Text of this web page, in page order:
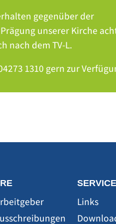
gegenüber der
unserer Kirche
nach dem TV-L.
1310 gern zur
SERVICE
Links